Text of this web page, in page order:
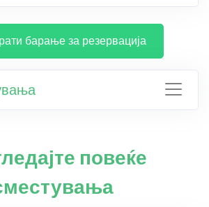
барање за резервација
повеќе